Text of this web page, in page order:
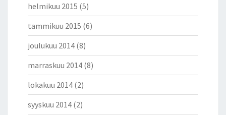
helmikuu 2015 (5)
tammikuu 2015 (6)
joulukuu 2014 (8)
marraskuu 2014 (8)
lokakuu 2014 (2)
syyskuu 2014 (2)